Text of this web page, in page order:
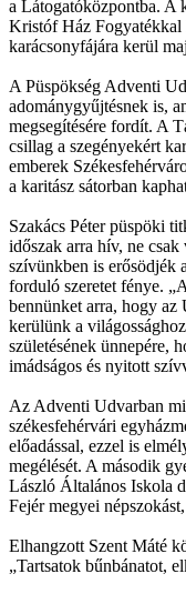
a Látogatóközpontba. A
Kristóf Ház
karácsonyfájára kerül
A Püspökség Adventi
adománygyűjtésnek is,
megsegítésére fordít. A
csillag a szegényekért
emberek
a karitász sátorban
Szakács Péter püspöki
időszak arra hív, ne
szívünkben is erősödjék
forduló szeretet fénye.
bennünket arra, hogy az
kerülünk a
születésének ünnepére,
imádságos és nyitott
Az Adventi Udvarban
székesfehérvári
előadással, ezzel is
megélését. A második
László Általános Iskola
Fejér megyei
Elhangzott Szent Máté
„Tartsatok bűnbánatot,